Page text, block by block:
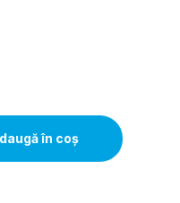
(3ml) quantity
în coș